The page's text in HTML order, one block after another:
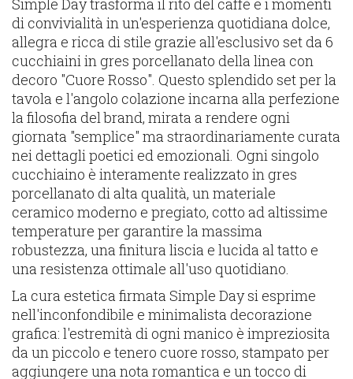
di convivialità in un'esperienza quotidiana dolce,
allegra e ricca di stile grazie all'esclusivo set da 6
cucchiaini in gres porcellanato della linea con
decoro "Cuore Rosso". Questo splendido set per la
tavola e l'angolo colazione incarna alla perfezione
la filosofia del brand, mirata a rendere ogni
giornata "semplice" ma straordinariamente curata
nei dettagli poetici ed emozionali. Ogni singolo
cucchiaino è interamente realizzato in gres
porcellanato di alta qualità, un materiale
ceramico moderno e pregiato, cotto ad altissime
temperature per garantire la massima
robustezza, una finitura liscia e lucida al tatto e
una resistenza ottimale all'uso quotidiano.
La cura estetica firmata Simple Day si esprime
nell'inconfondibile e minimalista decorazione
grafica: l'estremità di ogni manico è impreziosita
da un piccolo e tenero cuore rosso, stampato per
aggiungere una nota romantica e un tocco di